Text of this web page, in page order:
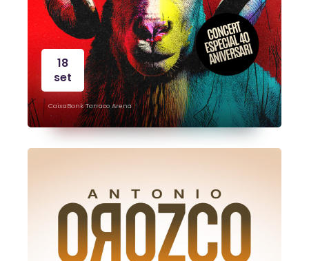
18
set
CaixaBank Tarraco Arena